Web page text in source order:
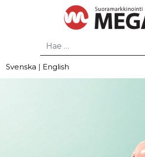
Hae
Svenska | English